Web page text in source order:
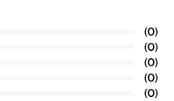
(0)
(0)
(0)
(0)
(0)